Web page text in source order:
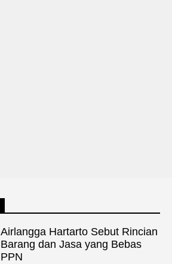
Airlangga Hartarto Sebut Rincian
Barang dan Jasa yang Bebas
PPN